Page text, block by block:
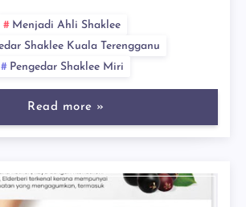
Menjadi Ahli Shaklee
Shaklee Kuala Terengganu
Pengedar Shaklee Miri
Read more »